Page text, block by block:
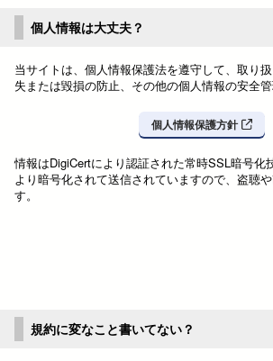
個人情報は大丈夫？
当サイトは、個人情報保護法を遵守して、取り
失または毀損の防止、その他の個人情報の安全管
個人情報保護方針
情報はDigiCertにより認証された常時SSL暗号化
より暗号化されて送信されていますので、盗聴
す。
規約に変なこと書いてない？